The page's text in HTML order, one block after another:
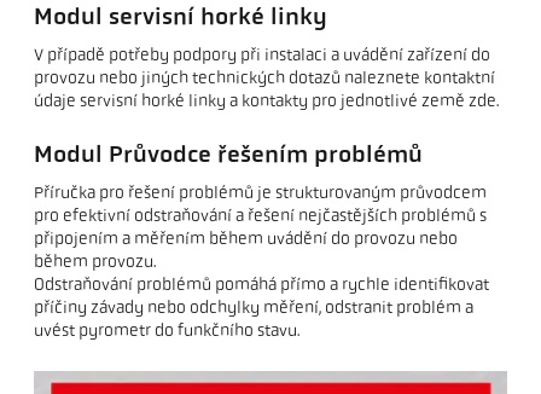
Modul servisní horké linky
V případě potřeby podpory při instalaci a uvádění zařízení do
provozu nebo jiných technických dotazů naleznete kontaktní
údaje servisní horké linky a kontakty pro jednotlivé země zde.
Modul Průvodce řešením problémů
Příručka pro řešení problémů je strukturovaným průvodcem
pro efektivní odstraňování a řešení nejčastějších problémů s
připojením a měřením během uvádění do provozu nebo
během provozu.
Odstraňování problémů pomáhá přímo a rychle identifikovat
příčiny závady nebo odchylky měření, odstranit problém a
uvést pyrometr do funkčního stavu.